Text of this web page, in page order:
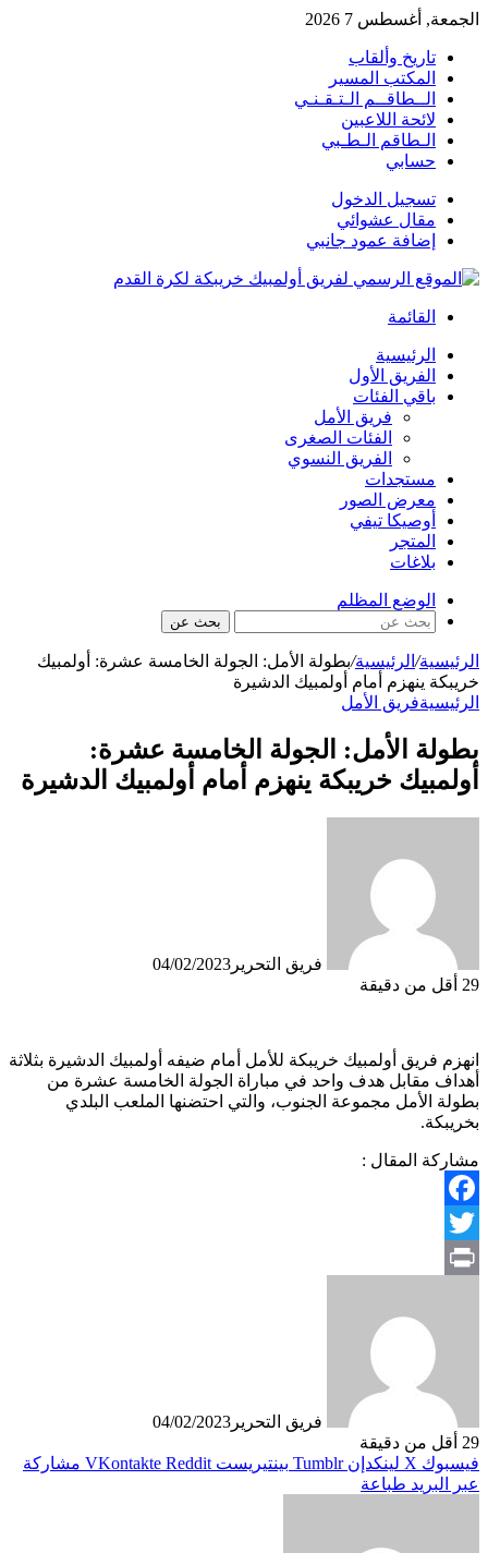
الجمعة, أغسطس 7 2026
تاريخ وألقاب
المكتب المسير
الــطاقــم الـتـقـنـي
لائحة اللاعبين
الـطاقم الـطـبي
حسابي
تسجيل الدخول
مقال عشوائي
إضافة عمود جانبي
القائمة
الرئيسية
الفريق الأول
باقي الفئات
فريق الأمل
الفئات الصغرى
الفريق النسوي
مستجدات
معرض الصور
أوصيكا تيفي
المتجر
بلاغات
الوضع المظلم
بحث عن
الرئيسية/ الرئيسية/بطولة الأمل: الجولة الخامسة عشرة: أولمبيك
خريبكة ينهزم أمام أولمبيك الدشيرة
الرئيسيةفريق الأمل
بطولة الأمل: الجولة الخامسة عشرة:
أولمبيك خريبكة ينهزم أمام أولمبيك الدشيرة
فريق التحرير 04/02/2023
29 أقل من دقيقة
انهزم فريق أولمبيك خريبكة للأمل أمام ضيفه أولمبيك الدشيرة بثلاثة
أهداف مقابل هدف واحد في مباراة الجولة الخامسة عشرة من
بطولة الأمل مجموعة الجنوب، والتي احتضنها الملعب البلدي
بخريبكة.
مشاركة المقال :
Facebook
Twitter
فريق التحرير 04/02/2023
29 أقل من دقيقة
فيسبوك X لينكدإن بينتيريست
مشاركة
عبر البريد طباعة